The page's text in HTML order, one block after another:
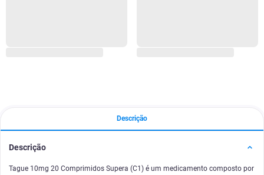
Descrição
Descrição
Tague 10mg 20 Comprimidos Supera (C1) é um medicamento composto por